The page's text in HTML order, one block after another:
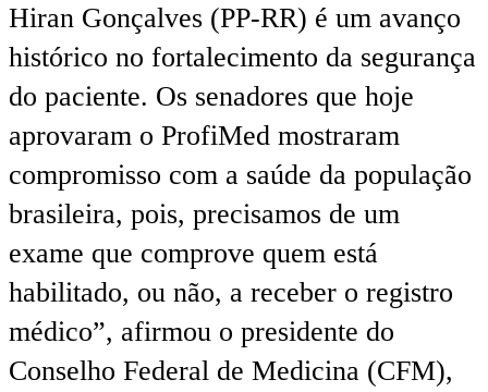
Hiran Gonçalves (PP-RR) é um avanço
histórico no fortalecimento da segurança
do paciente. Os senadores que hoje
aprovaram o ProfiMed mostraram
compromisso com a saúde da população
brasileira, pois, precisamos de um
exame que comprove quem está
habilitado, ou não, a receber o registro
médico”, afirmou o presidente do
Conselho Federal de Medicina (CFM),